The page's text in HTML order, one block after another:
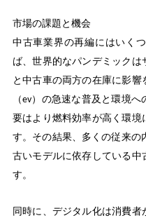
市場の課題と機会
中古車業界の再編にはいく
ば、世界的なパンデミック
と中古車の両方の在庫に影
（ev）の急速な普及と環境
要はより燃料効率が高く環境
す。その結果、多くの従来の
古いモデルに依存している中
す。
同時に、デジタル化は消費